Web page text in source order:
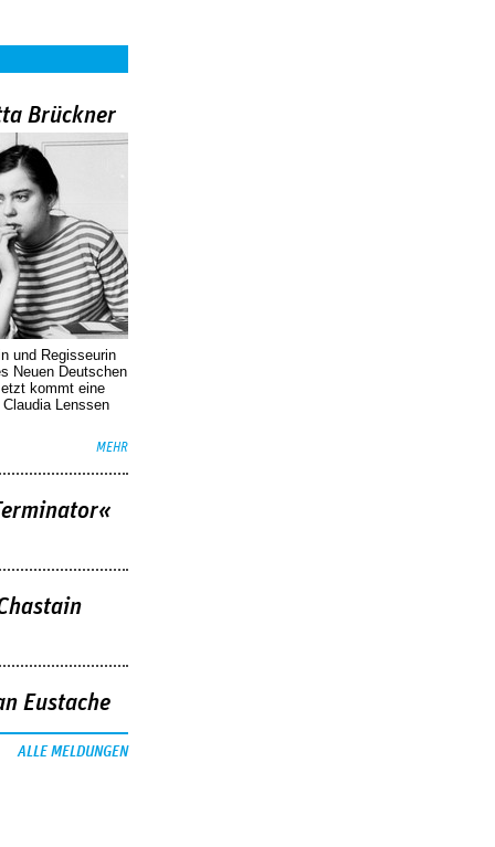
Brückner
und Regisseurin
Neuen Deutschen
kommt eine
Lenssen
MEHR
Eustache
ALLE MELDUNGEN